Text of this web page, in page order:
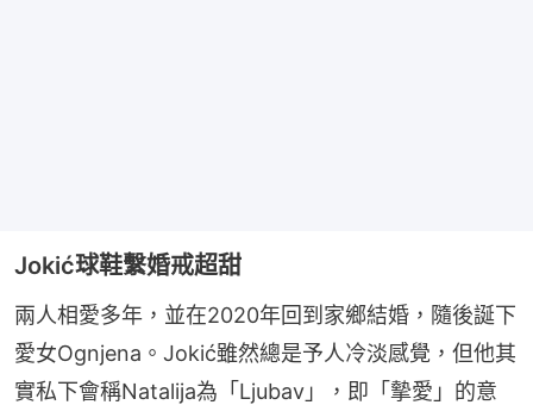
Jokić球鞋繫婚戒超甜
兩人相愛多年，並在2020年回到家鄉結婚，隨後誕下
愛女Ognjena。Jokić雖然總是予人冷淡感覺，但他其
實私下會稱Natalija為「Ljubav」，即「摰愛」的意